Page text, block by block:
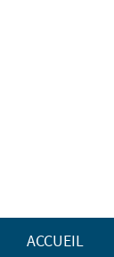
ACCUEIL